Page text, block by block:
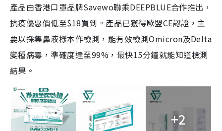
產品由香港口罩品牌Savewo聯乘DEEPBLUE合作推出，
抗疫優惠價低至$18買到。產品已獲得歐盟CE認證，主
要以採集鼻液樣本作檢測，能有效檢測Omicron及Delta
變種病毒，準確度達至99%，最快15分鐘就能知道檢測
結果。
+2